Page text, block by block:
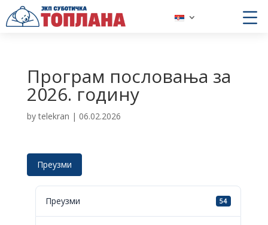
Програм пословања за
2026. годину
bytelekran | 06.02.2026
Преузми
Преузми 54